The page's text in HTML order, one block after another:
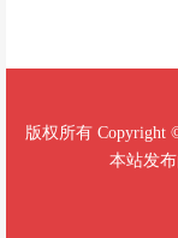
版权所有 Copyright
本站发